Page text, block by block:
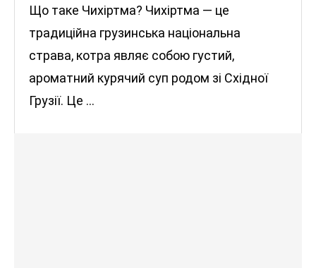
Що таке Чихіртма? Чихіртма — це
традиційна грузинська національна
страва, котра являє собою густий,
ароматний курячий суп родом зі Східної
Грузії. Це …